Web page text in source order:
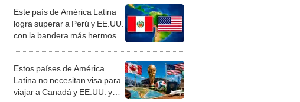
motivo
Este país de América Latina
logra superar a Perú y EE.UU.
con la bandera más hermosa
Estos países de América
Latina no necesitan visa para
viajar a Canadá y EE.UU. y